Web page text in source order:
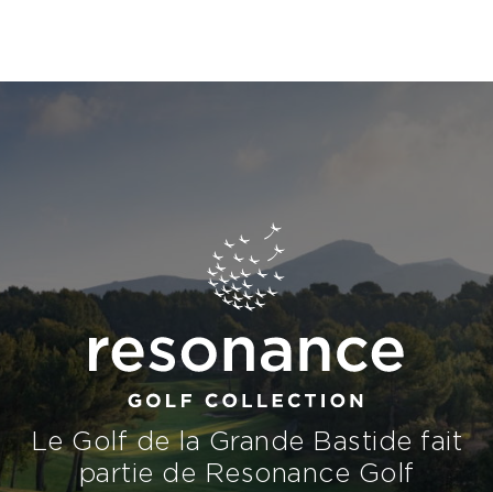
Le Golf de la Grande Bastide fait
partie de Resonance Golf